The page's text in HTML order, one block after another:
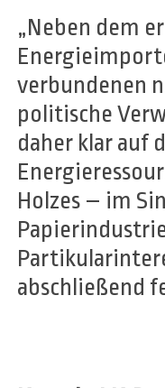
„Neben dem
verbundenen
politische
daher klar auf
Holzes – im
abschließend